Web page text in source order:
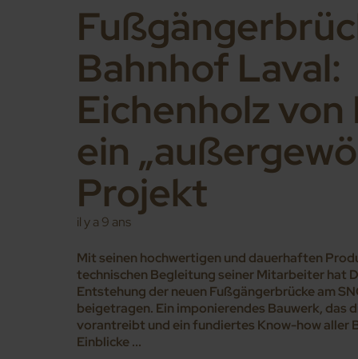
Bahnhof Laval:
Eichenholz
ein
Projekt
il y a 9 ans
Mit seinen hochwertigen und dauerhaften
technischen Begleitung seiner Mitarbeiter hat
Entstehung der neuen Fußgängerbrücke am
beigetragen. Ein imponierendes Bauwerk, das
vorantreibt und ein fundiertes Know-how aller
Einblicke ...